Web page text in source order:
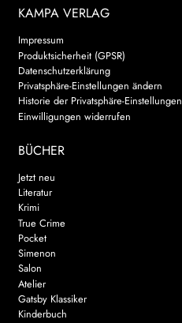
KAMPA VERLAG
Impressum
Produktsicherheit (GPSR)
Datenschutzerklärung
Privatsphäre-Einstellungen ändern
Historie der Privatsphäre-Einstellungen
Einwilligungen widerrufen
BÜCHER
Jetzt neu
Literatur
Krimi
True Crime
Pocket
Simenon
Salon
Atelier
Gatsby Klassiker
Kinderbuch